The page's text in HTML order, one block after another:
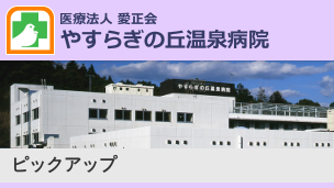
ピックアップ